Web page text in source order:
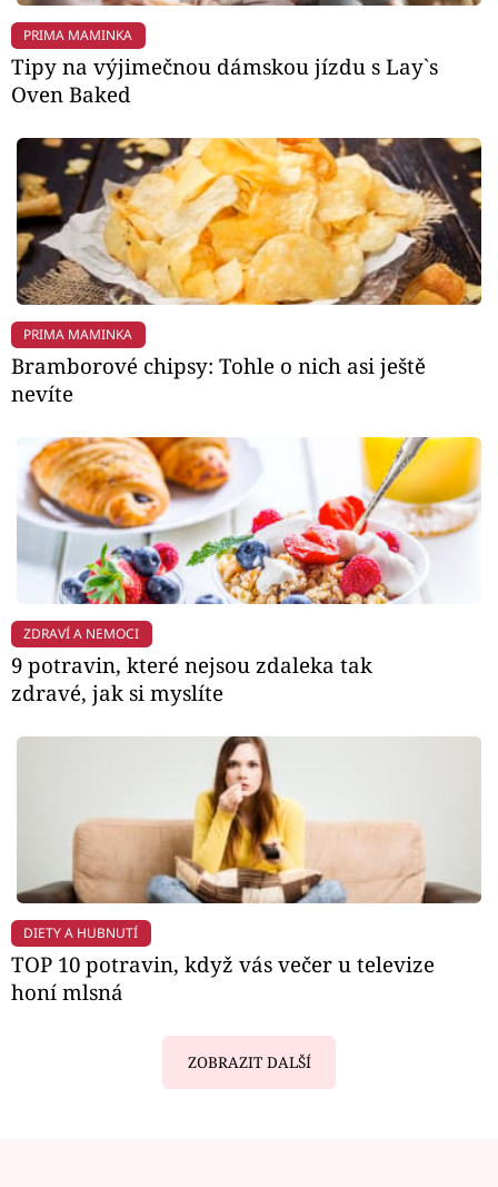
PRIMA MAMINKA
Tipy na výjimečnou dámskou jízdu s Lay`s
Oven Baked
PRIMA MAMINKA
Bramborové chipsy: Tohle o nich asi ještě
nevíte
ZDRAVÍ A NEMOCI
9 potravin, které nejsou zdaleka tak
zdravé, jak si myslíte
DIETY A HUBNUTÍ
TOP 10 potravin, když vás večer u televize
honí mlsná
ZOBRAZIT DALŠÍ